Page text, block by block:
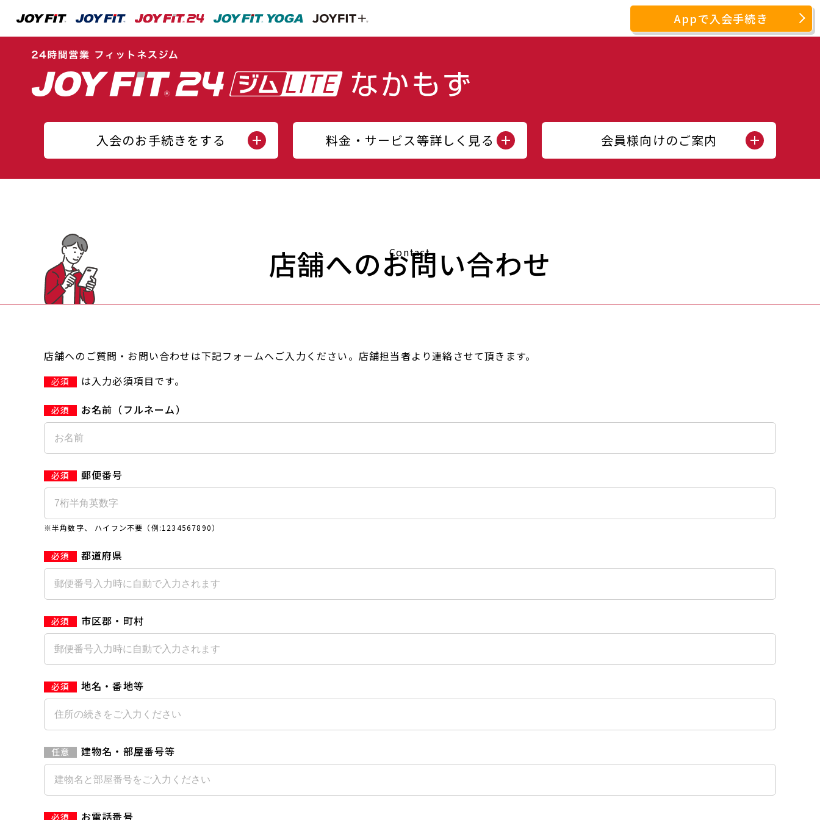
Appで入会手続き
入会のお手続きをする 料金・サービス等詳しく見る 会員様向けのご案内
Contact
店舗へのお問い合わせ
店舗へのご質問・お問い合わせは下記フォームへご入力ください。店舗担当者より連絡させて頂きます。
必須
は入力必須項目です。
お名前（フルネーム）
郵便番号
※半角数字、 ハイフン不要（例:1234567890）
都道府県
市区郡・町村
地名・番地等
建物名・部屋番号等
お電話番号